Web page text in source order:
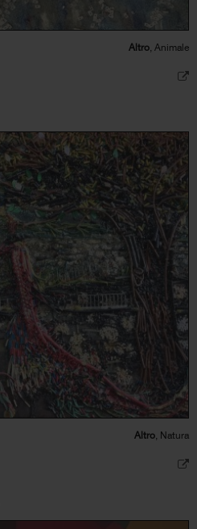
Altro, Animale
Altro, Natura